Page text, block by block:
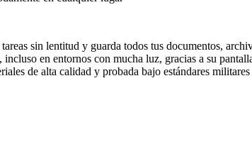
sin lentitud y guarda todos tus documentos,
en entornos con mucha luz, gracias a su
de alta calidad y probada bajo estándares